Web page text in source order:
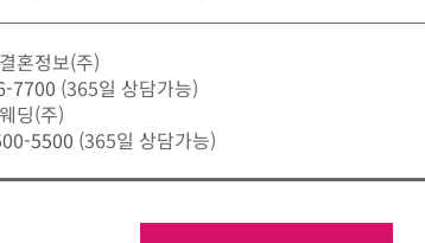
혼정보(주)
7700 (365일 상담가능)
딩(주)
5500 (365일 상담가능)